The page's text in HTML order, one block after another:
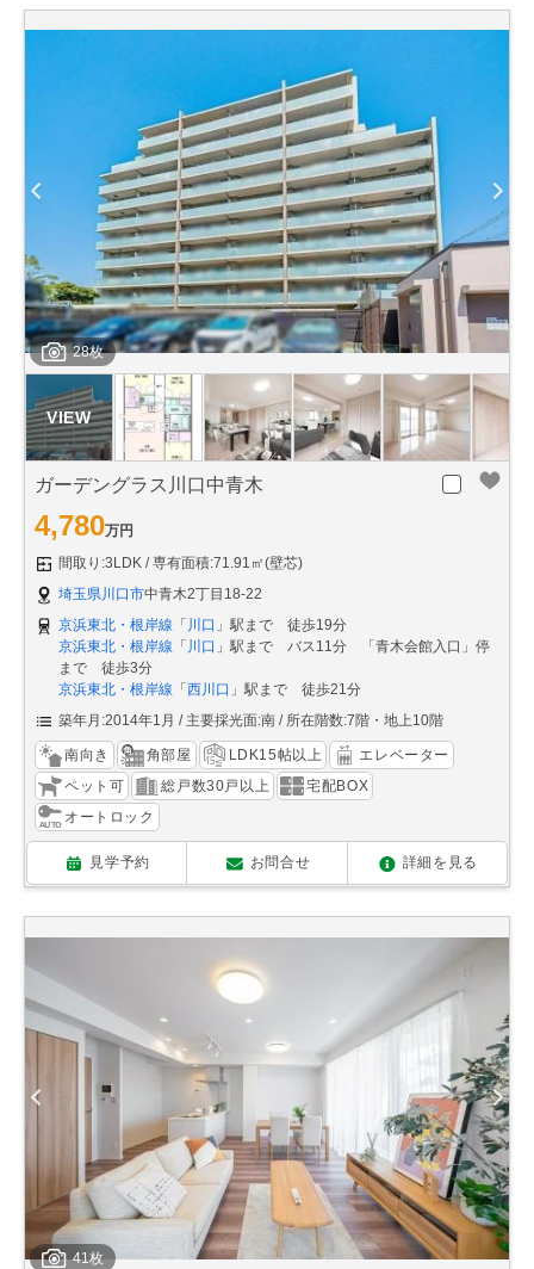
28枚
ガーデングラス川口中青木
4,780万円
間取り:3LDK
専有面積:71.91㎡(壁芯)
埼玉県川口市中青木2丁目18-22
京浜東北・根岸線 「 川口 」駅まで 徒歩19分
京浜東北・根岸線 「 川口 」駅まで バス11分 「青木会館入口」停
まで 徒歩3分
京浜東北・根岸線 「 西川口 」駅まで 徒歩21分
築年月:2014年1月
主要採光面:南 所在階数:7階・地上10階
南向き 角部屋 LDK15帖以上
エレベーター
ペット可
総戸数30戸以上
宅配BOX
オートロック
見学予約 お問合せ 詳細を見る
41枚